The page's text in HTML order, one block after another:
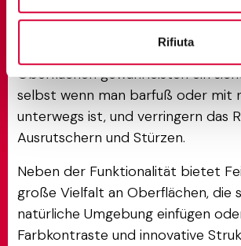
Rifiuta
Bereiche wie Terrassen, Gärten und
oberste Priorität hat, unerlässlich.
Oberflächen gewährleisten ein
selbst wenn man barfuß oder mit
unterwegs ist, und verringern das
Ausrutschern und Stürzen.
Neben der Funktionalität bietet
große Vielfalt an Oberflächen, die
natürliche Umgebung einfügen
Farbkontraste und innovative